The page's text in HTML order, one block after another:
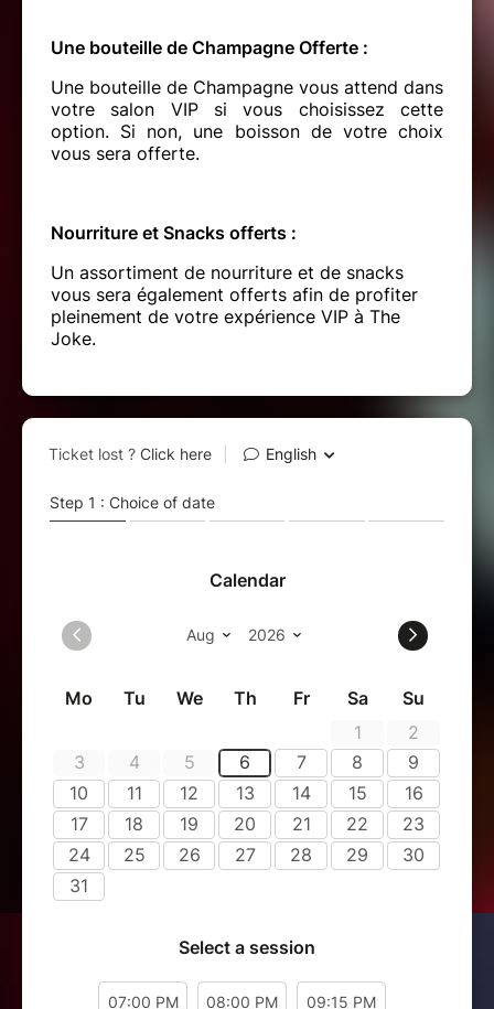
Une bouteille de Champagne Offerte :
Une bouteille de Champagne vous attend dans
votre salon VIP si vous choisissez cette
option. Si non, une boisson de votre choix
vous sera offerte.
Nourriture et Snacks offerts :
Un assortiment de nourriture et de snacks
vous sera également offerts afin de profiter
pleinement de votre expérience VIP à The
Joke.